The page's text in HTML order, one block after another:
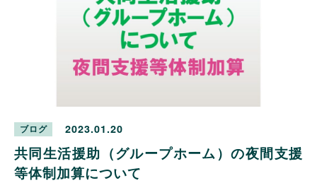
ブログ 2023.01.20
共同生活援助（グループホーム）の夜間支援
等体制加算について